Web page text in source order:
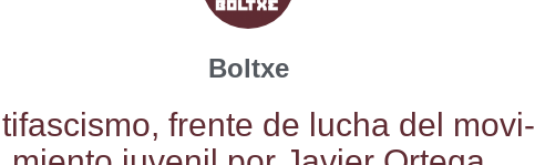
Boltxe
fren­te de lucha del movi­